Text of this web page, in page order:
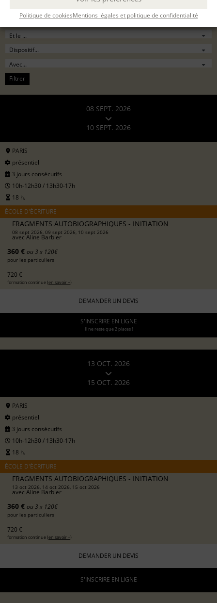
Politique de cookiesMentions légales et politique de confidentialité
Filtrer
08 SEPT. 2026
10 SEPT. 2026
PARIS
présentiel
3 jours consécutifs
10h-12h30 / 13h30-17h
18 h.
ÉCOLE D'ÉCRITURE
FRAGMENTS AUTOBIOGRAPHIQUES - INITIATION
08 sept 2026, 09 sept 2026, 10 sept 2026
avecAline Barbier
360 € ou 3 x 120€
pour les particuliers
720 €
formation continue (en savoir +)
DEMANDER UN DEVIS
S'INSCRIRE EN LIGNE
Il ne reste que 2 places !
13 OCT. 2026
15 OCT. 2026
PARIS
présentiel
3 jours consécutifs
10h-12h30 / 13h30-17h
18 h.
ÉCOLE D'ÉCRITURE
FRAGMENTS AUTOBIOGRAPHIQUES - INITIATION
13 oct 2026, 14 oct 2026, 15 oct 2026
avec Aline Barbier
360 € ou 3 x 120€
pour les particuliers
720 €
formation continue (en savoir +)
DEMANDER UN DEVIS
S'INSCRIRE EN LIGNE